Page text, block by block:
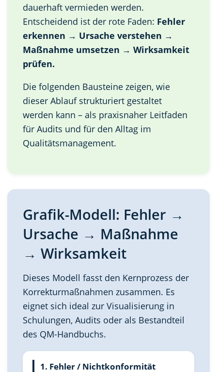
dauerhaft vermieden werden.
Entscheidend ist der rote Faden: Fehler
erkennen → Ursache verstehen →
Maßnahme umsetzen → Wirksamkeit
prüfen.
Die folgenden Bausteine zeigen, wie
dieser Ablauf strukturiert gestaltet
werden kann – als praxisnaher Leitfaden
für Audits und für den Alltag im
Qualitätsmanagement.
Grafik-Modell: Fehler →
Ursache → Maßnahme
→ Wirksamkeit
Dieses Modell fasst den Kernprozess der
Korrekturmaßnahmen zusammen. Es
eignet sich ideal zur Visualisierung in
Schulungen, Audits oder als Bestandteil
des QM-Handbuchs.
1. Fehler / Nichtkonformität